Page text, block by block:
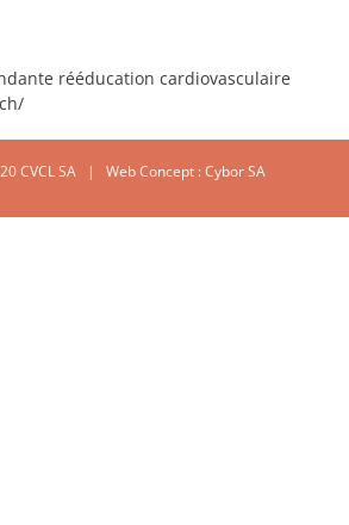
rééducation cardiovasculaire
CVCL SA | Web Concept :Cybor SA